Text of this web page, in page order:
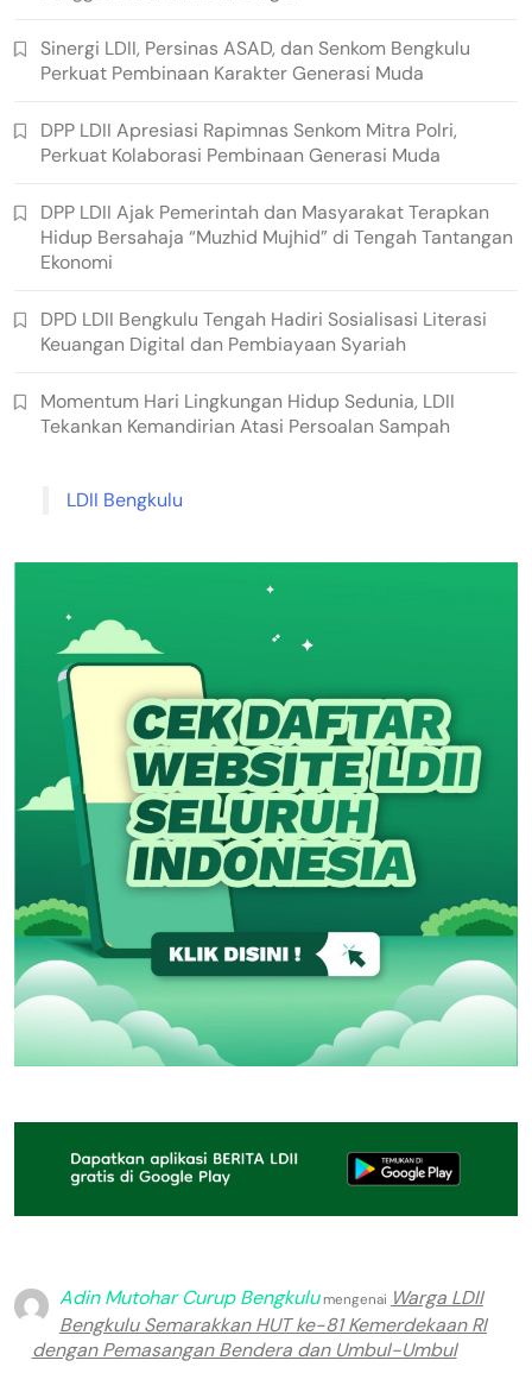
Sinergi LDII, Persinas ASAD, dan Senkom Bengkulu
Perkuat Pembinaan Karakter Generasi Muda
DPP LDII Apresiasi Rapimnas Senkom Mitra Polri,
Perkuat Kolaborasi Pembinaan Generasi Muda
DPP LDII Ajak Pemerintah dan Masyarakat Terapkan
Hidup Bersahaja “Muzhid Mujhid” di Tengah Tantangan
Ekonomi
DPD LDII Bengkulu Tengah Hadiri Sosialisasi Literasi
Keuangan Digital dan Pembiayaan Syariah
Momentum Hari Lingkungan Hidup Sedunia, LDII
Tekankan Kemandirian Atasi Persoalan Sampah
LDII Bengkulu
Adin Mutohar Curup Bengkulumengenai Warga LDII
Bengkulu Semarakkan HUT ke-81 Kemerdekaan RI
dengan Pemasangan Bendera dan Umbul-Umbul